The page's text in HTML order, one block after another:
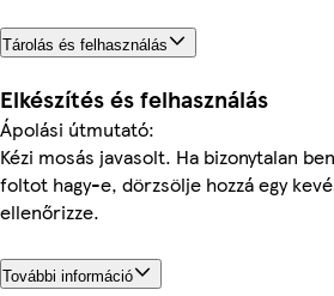
Tárolás és felhasználás
Elkészítés és felhasználás
Ápolási útmutató:
Kézi mosás javasolt. Ha bizonytalan
foltot hagy-e, dörzsölje hozzá egy
ellenőrizze.
További információ